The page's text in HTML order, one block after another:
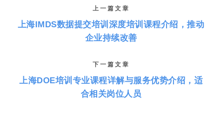
上一篇文章
上海IMDS数据提交培训深度培训课程介绍，推动
企业持续改善
下一篇文章
上海DOE培训专业课程详解与服务优势介绍，适
合相关岗位人员